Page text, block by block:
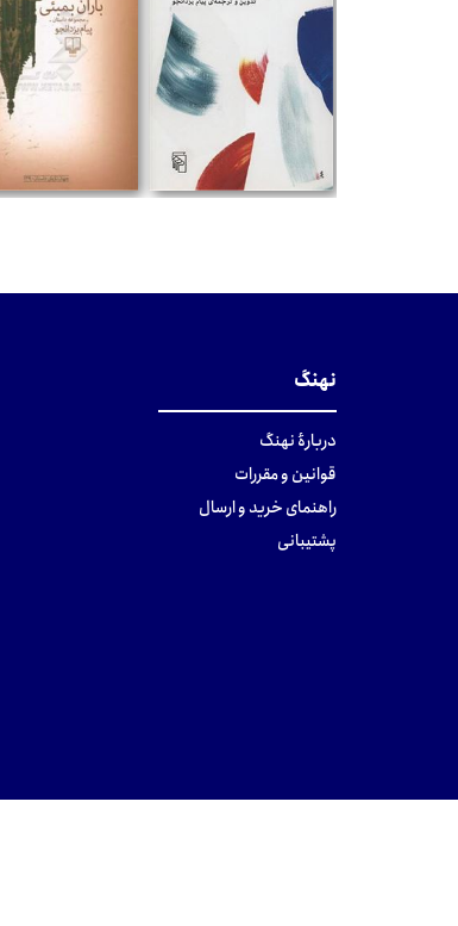
نهنگ
دربارهٔ نهنگ
قوانین و مقررات
راهنمای خرید و ارسال
پشتیبانی